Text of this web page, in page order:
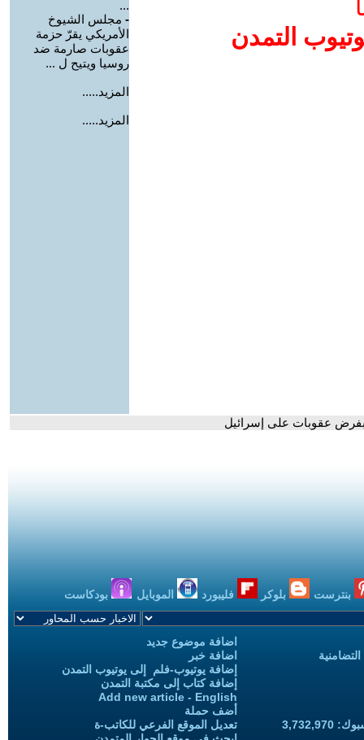
التمدن
...
- مجلس الشيوخ
الأمريكي يقرّ حزمة
عقوبات صارمة ضد
روسيا ويتيح ل ...
المزيد.....
المزيد.....
عقوبات على إسرائيل
بنترست بلوكر فليبورد الموبايل بودكاست
اضافة موضوع جديد
اضافة خبر
إضافة يوتيوب-فلم إلى يوتيوب التمدن
إضافة كتاب إلى مكتبة التمدن
Add new article - English
أضف حملة
تعديل الموقع الفرعي للكاتب-ة